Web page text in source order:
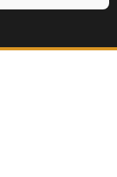
góc làm việc khi